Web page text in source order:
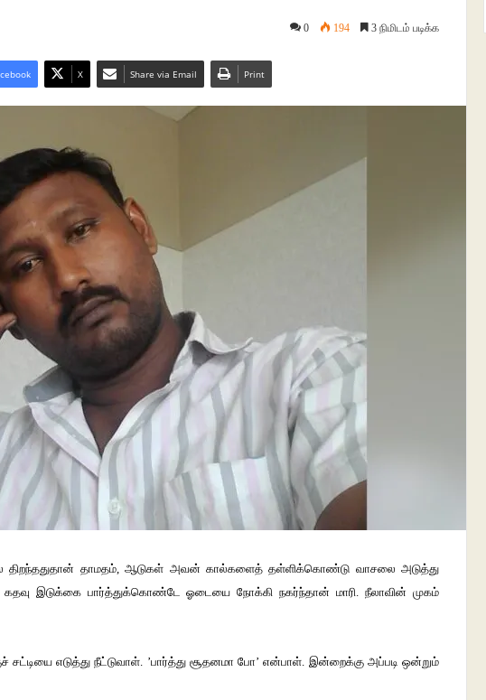
0 194 3 நிமிடம் படிக்க
X Share via Email Print
திறந்ததுதான் தாமதம், ஆடுகள் அவன் கால்களைத் தள்ளிக்கொண்டு வாசலை அடுத்து
கதவு இடுக்கை பார்த்துக்கொண்டே ஓடையை நோக்கி நகர்ந்தான் மாரி. நீலாவின் முகம்
எடுத்து நீட்டுவாள். ’பார்த்து சூதனமா போ’ என்பாள். இன்றைக்கு அப்படி ஒன்றும்